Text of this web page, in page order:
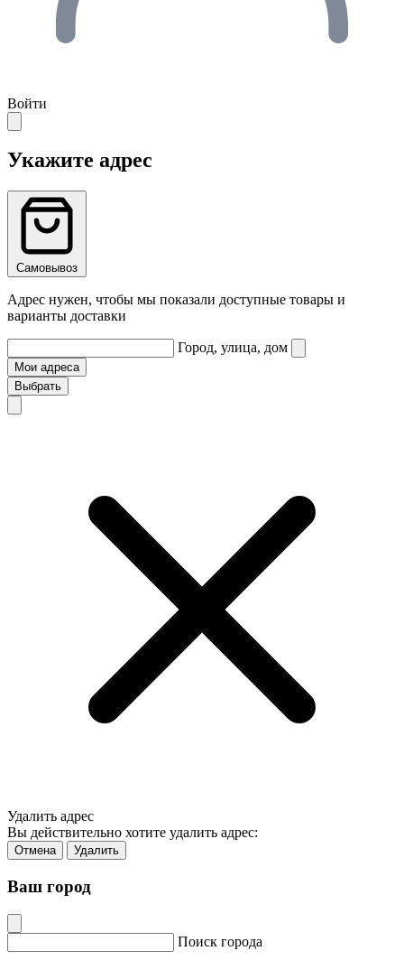
Войти
Укажите адрес
Самовывоз
Адрес нужен, чтобы мы показали доступные товары и
варианты доставки
Город, улица, дом
Мои адреса
Выбрать
Удалить адрес
Вы действительно хотите удалить адрес:
Отмена Удалить
Ваш город
Поиск города